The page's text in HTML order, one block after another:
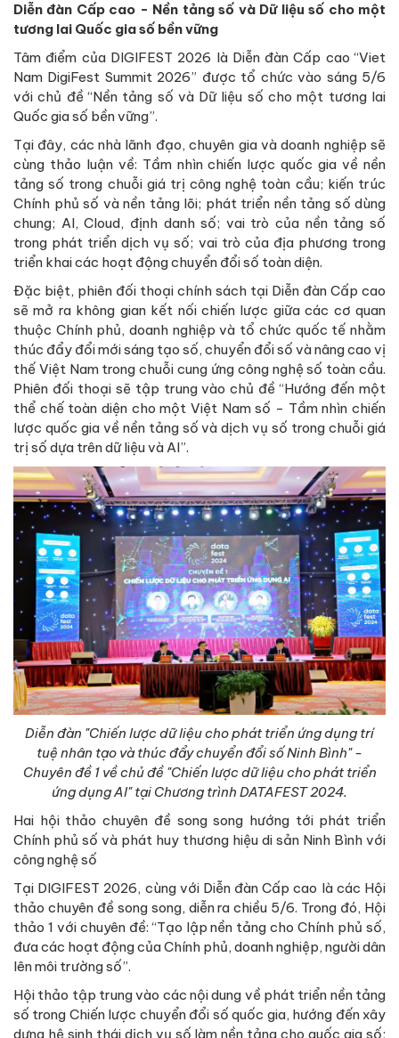
Diễn đàn Cấp cao - Nền tảng số và Dữ liệu số cho một
tương lai Quốc gia số bền vững
Tâm điểm của DIGIFEST 2026 là Diễn đàn Cấp cao “Viet
Nam DigiFest Summit 2026” được tổ chức vào sáng 5/6
với chủ đề “Nền tảng số và Dữ liệu số cho một tương lai
Quốc gia số bền vững”.
Tại đây, các nhà lãnh đạo, chuyên gia và doanh nghiệp sẽ
cùng thảo luận về: Tầm nhìn chiến lược quốc gia về nền
tảng số trong chuỗi giá trị công nghệ toàn cầu; kiến trúc
Chính phủ số và nền tảng lõi; phát triển nền tảng số dùng
chung; AI, Cloud, định danh số; vai trò của nền tảng số
trong phát triển dịch vụ số; vai trò của địa phương trong
triển khai các hoạt động chuyển đổi số toàn diện.
Đặc biệt, phiên đối thoại chính sách tại Diễn đàn Cấp cao
sẽ mở ra không gian kết nối chiến lược giữa các cơ quan
thuộc Chính phủ, doanh nghiệp và tổ chức quốc tế nhằm
thúc đẩy đổi mới sáng tạo số, chuyển đổi số và nâng cao vị
thế Việt Nam trong chuỗi cung ứng công nghệ số toàn cầu.
Phiên đối thoại sẽ tập trung vào chủ đề “Hướng đến một
thể chế toàn diện cho một Việt Nam số - Tầm nhìn chiến
lược quốc gia về nền tảng số và dịch vụ số trong chuỗi giá
trị số dựa trên dữ liệu và AI”.
Diễn đàn "Chiến lược dữ liệu cho phát triển ứng dụng trí
tuệ nhân tạo và thúc đẩy chuyển đổi số Ninh Bình" -
Chuyên đề 1 về chủ đề "Chiến lược dữ liệu cho phát triển
ứng dụng AI" tại Chương trình DATAFEST 2024.
Hai hội thảo chuyên đề song song hướng tới phát triển
Chính phủ số và phát huy thương hiệu di sản Ninh Bình với
công nghệ số
Tại DIGIFEST 2026, cùng với Diễn đàn Cấp cao là các Hội
thảo chuyên đề song song, diễn ra chiều 5/6. Trong đó, Hội
thảo 1 với chuyên đề: “Tạo lập nền tảng cho Chính phủ số,
đưa các hoạt động của Chính phủ, doanh nghiệp, người dân
lên môi trường số”.
Hội thảo tập trung vào các nội dung về phát triển nền tảng
số trong Chiến lược chuyển đổi số quốc gia, hướng đến xây
dựng hệ sinh thái dịch vụ số làm nền tảng cho quốc gia số;